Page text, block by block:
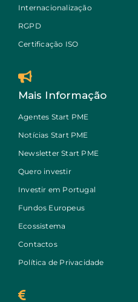
Internacionalização
RGPD
Certificação ISO
Mais Informação
Agentes Start PME
Notícias Start PME
Newsletter Start PME
Quero investir
Investir em Portugal
Fundos Europeus
Ecossistema
Contactos
Política de Privacidade